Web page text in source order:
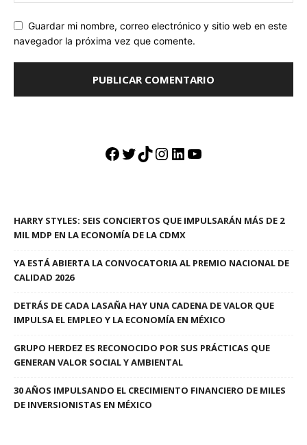
Guardar mi nombre, correo electrónico y sitio web en este
navegador la próxima vez que comente.
Facebook
Twitter
TikTok
Instagram
LinkedIn
YouTube
HARRY STYLES: SEIS CONCIERTOS QUE IMPULSARÁN MÁS DE 2
MIL MDP EN LA ECONOMÍA DE LA CDMX
YA ESTÁ ABIERTA LA CONVOCATORIA AL PREMIO NACIONAL DE
CALIDAD 2026
DETRÁS DE CADA LASAÑA HAY UNA CADENA DE VALOR QUE
IMPULSA EL EMPLEO Y LA ECONOMÍA EN MÉXICO
GRUPO HERDEZ ES RECONOCIDO POR SUS PRÁCTICAS QUE
GENERAN VALOR SOCIAL Y AMBIENTAL
30 AÑOS IMPULSANDO EL CRECIMIENTO FINANCIERO DE MILES
DE INVERSIONISTAS EN MÉXICO